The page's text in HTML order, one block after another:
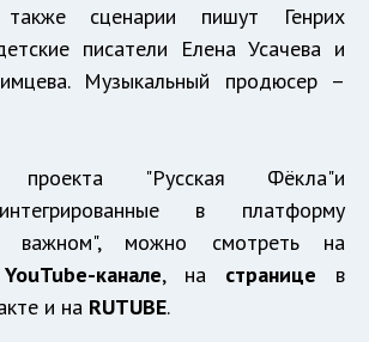
сценарии пишут Генрих
писатели Елена Усачева и
Музыкальный продюсер –
проекта "Русская Фёкла"и
в платформу
важном", можно смотреть на
YouTube-канале, на странице
в
и на RUTUBE.